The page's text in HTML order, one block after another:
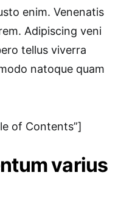
enim. Venenatis
Adipiscing veni
tellus viverra
natoque quam
of Contents”]
varius